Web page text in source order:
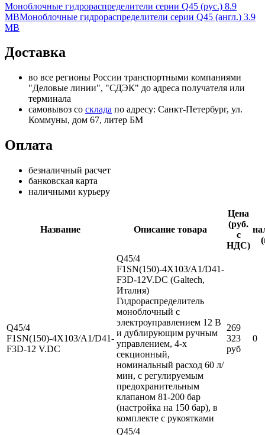
Моноблочные гидрораспределители серии Q45 (рус.) 8.9
MBМоноблочные гидрораспределители серии Q45 (англ.) 3.9
MB
Доставка
во все регионы России транспортными компаниями
"Деловые линии", "СДЭК" до адреса получателя или
терминала
самовывоз со склада по адресу: Санкт-Петербург, ул.
Коммуны, дом 67, литер БМ
Оплата
безналичный расчет
банковская карта
наличными курьеру
Название Описание товара
Цена
(руб.
с
НДС)
Q45/4
F1SN(150)-4X103/A1/D41-
F3D-12 V.DC
Q45/4
F1SN(150)-4X103/A1/D41-
F3D-12V.DC (Galtech,
Италия)
Гидрораспределитель
моноблочный с
электроуправлением 12 В
и дублирующим ручным
управлением, 4-х
секционный,
номинальный расход 60 л/
мин, с регулируемым
предохранительным
клапаном 81-200 бар
(настройка на 150 бар), в
комплекте с рукоятками
269
323
руб
0
Q45/4